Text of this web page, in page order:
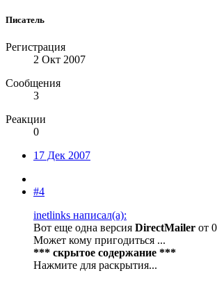
Писатель
Регистрация
2 Окт 2007
Сообщения
3
Реакции
0
17 Дек 2007
#4
inetlinks написал(а):
Вот еще одна версия DirectMailer от
Может кому пригодиться ...
*** скрытое содержание ***
Нажмите для раскрытия...